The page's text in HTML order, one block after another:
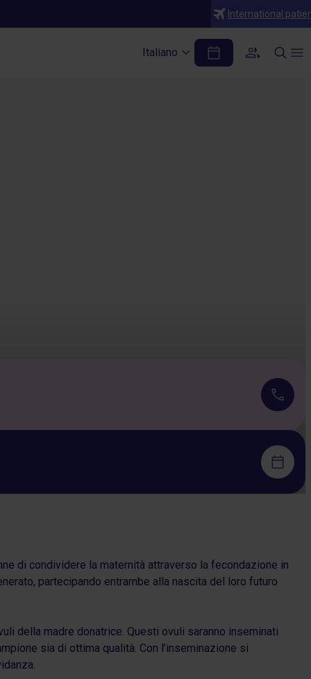
International
Italiano
di condividere la maternità attraverso la fecondazione in
partecipando entrambe alla nascita del loro futuro
della madre donatrice. Questi ovuli saranno inseminati
sia di ottima qualità. Con l’inseminazione si